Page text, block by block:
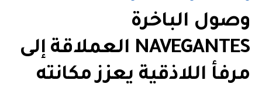
وصول الباخرة
NAVEGANTES العملاقة إلى
مرفأ اللاذقية يعزز مكانته